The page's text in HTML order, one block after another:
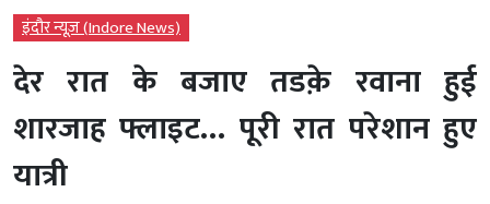
इंदौर न्यूज़ (Indore News)
देर रात के बजाए तडक़े रवाना हुई
शारजाह फ्लाइट… पूरी रात परेशान हुए
यात्री